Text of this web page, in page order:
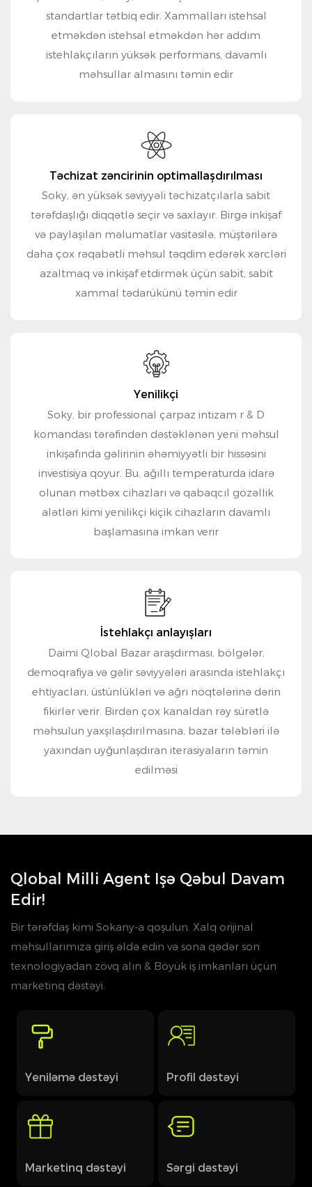
standartlar tətbiq edir. Xammalları istehsal
etməkdən istehsal etməkdən hər addım
istehlakçıların yüksək performans, davamlı
məhsullar almasını təmin edir
Təchizat zəncirinin optimallaşdırılması
Soky, ən yüksək səviyyəli təchizatçılarla sabit
tərəfdaşlığı diqqətlə seçir və saxlayır. Birgə inkişaf
və paylaşılan məlumatlar vasitəsilə, müştərilərə
daha çox rəqabətli məhsul təqdim edərək xərcləri
azaltmaq və inkişaf etdirmək üçün sabit, sabit
xammal tədarükünü təmin edir
Yenilikçi
Soky, bir professional çarpaz intizam r & D
komandası tərəfindən dəstəklənən yeni məhsul
inkişafında gəlirinin əhəmiyyətli bir hissəsini
investisiya qoyur. Bu, ağıllı temperaturda idarə
olunan mətbəx cihazları və qabaqcıl gözəllik
alətləri kimi yenilikçi kiçik cihazların davamlı
başlamasına imkan verir
İstehlakçı anlayışları
Daimi Qlobal Bazar araşdırması, bölgələr,
demoqrafiya və gəlir səviyyələri arasında istehlakçı
ehtiyacları, üstünlükləri və ağrı nöqtələrinə dərin
fikirlər verir. Birdən çox kanaldan rəy sürətlə
məhsulun yaxşılaşdırılmasına, bazar tələbləri ilə
yaxından uyğunlaşdıran iterasiyaların təmin
edilməsi
Qlobal Milli Agent Işə Qəbul Davam
Edir!
Bir tərəfdaş kimi Sokany-a qoşulun. Xalq orijinal
məhsullarımıza giriş əldə edin və sona qədər son
texnologiyadan zövq alın & Böyük iş imkanları üçün
marketinq dəstəyi.
Yeniləmə dəstəyi Profil dəstəyi
Marketinq dəstəyi Sərgi dəstəyi